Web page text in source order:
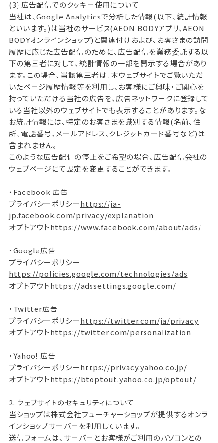
(3) 広告配信でのクッキー使用について
当社は、Google Analyticsで分析した情報(以下、統計情報
といいます。)は当社のサービス(AEON BODYアプリ、AEON
BODYオンラインショップ)と関連付けおよび、お客さまの訪問
履歴に応じた広告配信のために、広告配信を業務委託する以
下の第三者に対して、統計情報の一部を開示する場合があり
ます。この場合、当該第三者は、本ウェブサイトでご覧いただ
いたページ履歴情報等を利用し、お客様にご興味・ご関心を
持っていただける当社の広告を、広告ネットワークに登録して
いる当社以外のウェブサイトでも表示することがあります。な
お統計情報には、特定のお客さまを識別する情報(名前、住
所、電話番号、メールアドレス、クレジットカード番号など)は
含まれません。
このような広告配信の停止をご希望の場合、広告配信会社の
ウェブページにて設定を変更することができます。
・Facebook 広告
プライバシーポリシーhttps://ja-
jp.facebook.com/privacy/explanation
オプトアウトhttps://www.facebook.com/about/ads/
・Google広告
プライバシーポリシー
https://policies.google.com/technologies/ads
オプトアウトhttps://adssettings.google.com/
・Twitter広告
プライバシーポリシーhttps://twitter.com/ja/privacy
オプトアウトhttps://twitter.com/personalization
・Yahoo! 広告
プライバシーポリシーhttps://privacy.yahoo.co.jp/
オプトアウトhttps://btoptout.yahoo.co.jp/optout/
2. ウェブサイトのセキュリティについて
当ショップは株式会社フューチャーショップが提供するオンラ
インショップサーバーを利用しています。
送信フォームは、サーバーとお客様がご利用のパソコンとの